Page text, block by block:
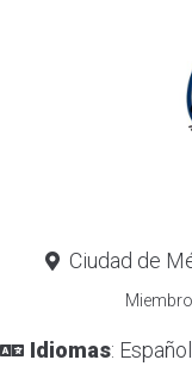
Ciudad de
Idiomas: Español